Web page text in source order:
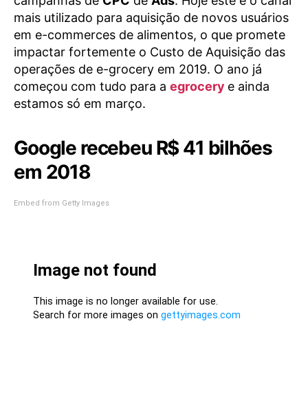
mais utilizado para aquisição de novos usuários
em e-commerces de alimentos, o que promete
impactar fortemente o Custo de Aquisição das
operações de e-grocery em 2019. O ano já
começou com tudo para a egrocery e ainda
estamos só em março.
Google recebeu R$ 41 bilhões
em 2018
Embed from Getty Images